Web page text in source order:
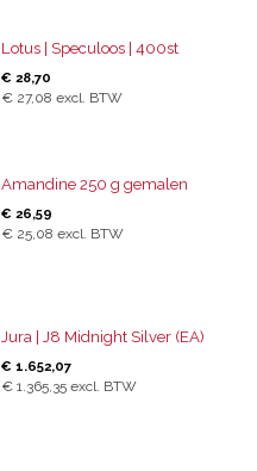
Lotus | Speculoos | 400st
€ 28,70
€ 27,08 excl. BTW
Amandine 250 g gemalen
€ 26,59
€ 25,08 excl. BTW
Jura | J8 Midnight Silver (EA)
€ 1.652,07
€ 1.365,35excl. BTW